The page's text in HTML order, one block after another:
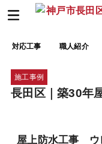
対応工事 職人紹介
施工事例
長田区｜築30年
屋上防水工事